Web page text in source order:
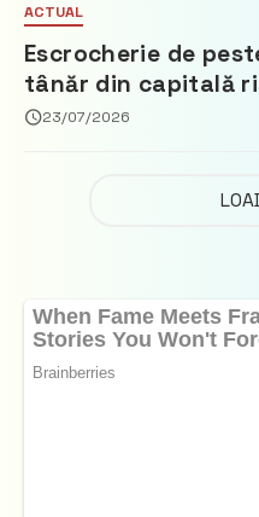
ACTUAL
Escrocherie de
tânăr din capitală
închisoare
23/07/2026